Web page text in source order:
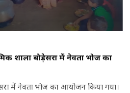
शाला बोड़ेसरा में नेवता भोज का
में नेवता भोज का आयोजन किया गया।